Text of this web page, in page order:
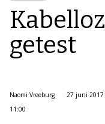
getest
Naomi Vreeburg
27 juni 2017
11:00